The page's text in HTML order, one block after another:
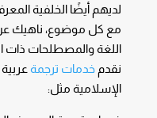
لديهم أيضًا الخلفية
مع كل موضوع، ناهيك
اللغة والمصطلحات ذات
نقدم خدمات ترجمةعربية
الإسلامية مثل: